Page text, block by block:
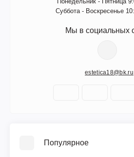
Суббота - Воскресенье
Мы в социальных
estetica18@bk.ru
Популярное